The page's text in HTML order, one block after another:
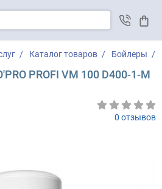
Каталог товаров Бойлеры
PROFI VM 100 D400-1-M
0 отзывов